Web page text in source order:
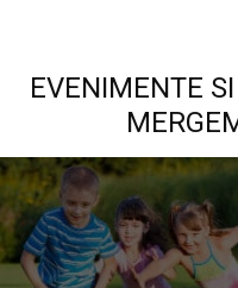
EVENIMENTE